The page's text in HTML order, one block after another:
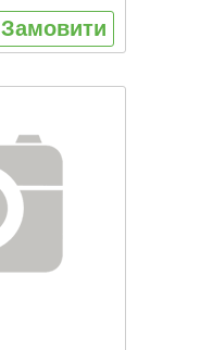
Замовити